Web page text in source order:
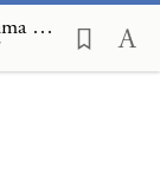
Reshimot Shiurim on Bava Kamma 36b